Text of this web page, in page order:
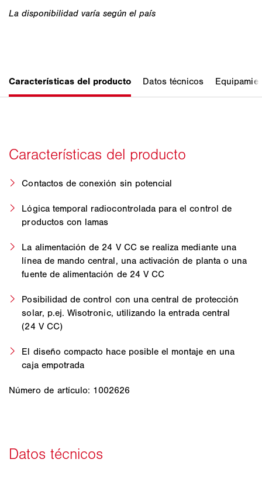
Contactos de conexión sin potencial
Lógica temporal radiocontrolada para el control de
productos con lamas
La alimentación de 24 V CC se realiza mediante una
línea de mando central, una activación de planta o una
fuente de alimentación de 24 V CC
Posibilidad de control con una central de protección
solar, p.ej. Wisotronic, utilizando la entrada central
(24 V CC)
El diseño compacto hace posible el montaje en una
caja empotrada
Número de artículo: 1002626